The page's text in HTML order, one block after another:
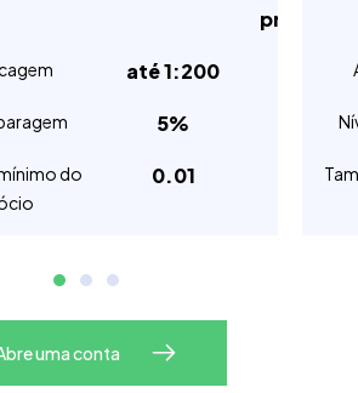
prata
até 1:200
5%
do
0.01
uma conta